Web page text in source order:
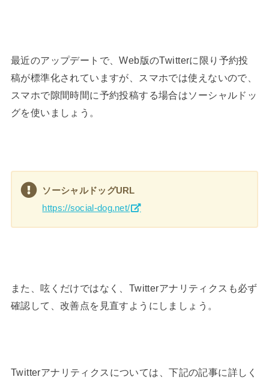
最近のアップデートで、Web版のTwitterに限り予約投
稿が標準化されていますが、スマホでは使えないので、
スマホで隙間時間に予約投稿する場合はソーシャルドッ
グを使いましょう。
ソーシャルドッグURL
https://social-dog.net/
また、呟くだけではなく、Twitterアナリティクスも必ず
確認して、改善点を見直すようにしましょう。
Twitterアナリティクスについては、下記の記事に詳しく